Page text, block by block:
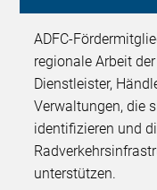
ADFC-
regionale Arbeit
Dienstleister,
Verwaltungen, die
identifizieren und
unterstützen.